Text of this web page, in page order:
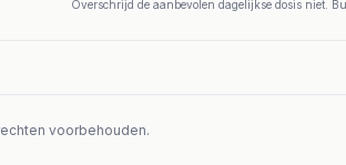
Overschrijd de aanbevolen dagelijkse dosis niet.
voorbehouden.